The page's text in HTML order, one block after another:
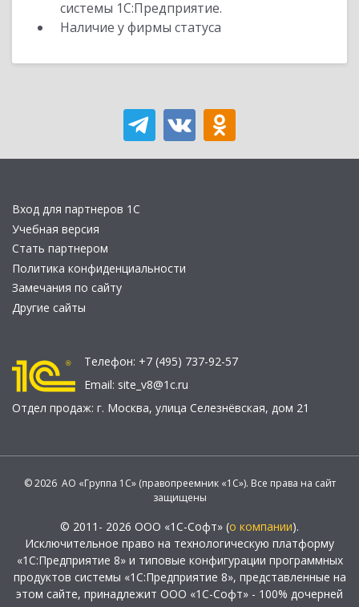
системы 1С:Предприятие.
Наличие у фирмы статуса
Вход для партнеров 1С
Учебная версия
Стать партнером
Политика конфиденциальности
Замечания по сайту
Другие сайты
Телефон: +7 (495) 737-92-57
Email: site_v8@1c.ru
Отдел продаж: г. Москва, улица Селезнёвская, дом 21
© 2026 АО «Группа 1С» (правопреемник «1С»). Все права на сайт
защищены
© 2011- 2026 ООО «1С-Софт» (о компании).
Исключительное право на технологическую платформу
«1С:Предприятие 8» и типовые конфигурации программных
продуктов системы «1С:Предприятие 8», представленные на
этом сайте, принадлежит ООО «1С-Софт» - 100% дочерней